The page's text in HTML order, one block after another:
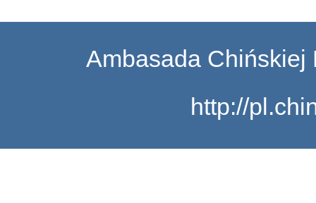
Ambasada
http://